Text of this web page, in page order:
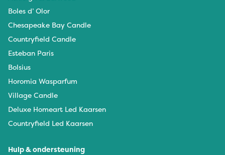
Boles d’ Olor
Chesapeake Bay Candle
Countryfield Candle
Esteban Paris
Bolsius
Horomia Wasparfum
Village Candle
Deluxe Homeart Led Kaarsen
Countryfield Led Kaarsen
Hulp & ondersteuning